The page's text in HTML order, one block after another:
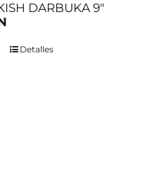
DARBUKA 9"
Detalles